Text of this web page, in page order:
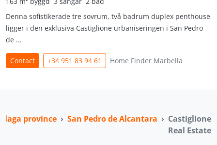
Denna sofistikerade tre sovrum, två badrum duplex penthouse
ligger i den exklusiva Castiglione urbaniseringen i San Pedro
de ...
Contact +34 951 83 94 61 Home Finder Marbella
province San Pedro de Alcantara
Castiglione
Real Estate